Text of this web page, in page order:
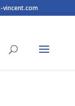
vincent.com